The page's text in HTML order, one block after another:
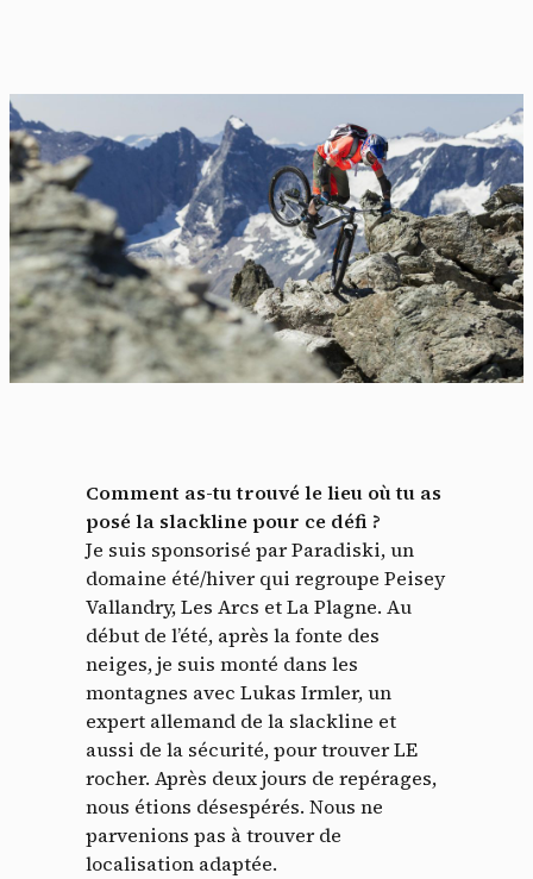
Comment as-tu trouvé le lieu où tu as
posé la slackline pour ce défi ?
Je suis sponsorisé par Paradiski, un
domaine été/hiver qui regroupe Peisey
Vallandry, Les Arcs et La Plagne. Au
début de l’été, après la fonte des
neiges, je suis monté dans les
montagnes avec Lukas Irmler, un
expert allemand de la slackline et
aussi de la sécurité, pour trouver LE
rocher. Après deux jours de repérages,
nous étions désespérés. Nous ne
parvenions pas à trouver de
localisation adaptée.